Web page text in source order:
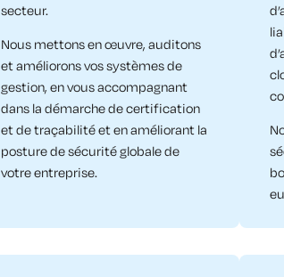
secteur.
Nous mettons en œuvre, auditons
et améliorons vos systèmes de
gestion, en vous accompagnant
dans la démarche de certification
et de traçabilité et en améliorant la
posture de sécurité globale de
votre entreprise.​